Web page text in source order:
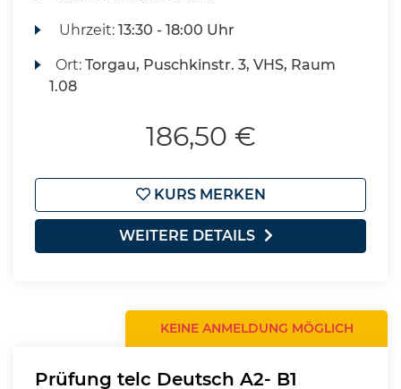
Uhrzeit:13:30 - 18:00 Uhr
Ort:Torgau, Puschkinstr. 3, VHS, Raum
1.08
186,50 €
KURS MERKEN
WEITERE DETAILS
KEINE ANMELDUNG MÖGLICH
Prüfung telc Deutsch A2- B1